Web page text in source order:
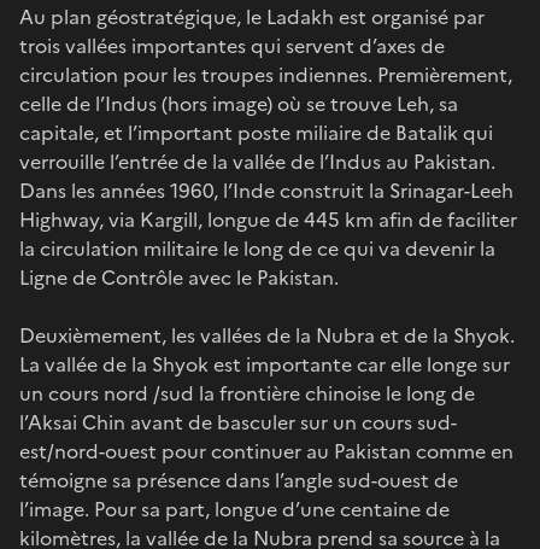
Au plan géostratégique, le Ladakh est organisé par
trois vallées importantes qui servent d’axes de
circulation pour les troupes indiennes. Premièrement,
celle de l’Indus (hors image) où se trouve Leh, sa
capitale, et l’important poste miliaire de Batalik qui
verrouille l’entrée de la vallée de l’Indus au Pakistan.
Dans les années 1960, l’Inde construit la Srinagar-Leeh
Highway, via Kargill, longue de 445 km afin de faciliter
la circulation militaire le long de ce qui va devenir la
Ligne de Contrôle avec le Pakistan.
Deuxièmement, les vallées de la Nubra et de la Shyok.
La vallée de la Shyok est importante car elle longe sur
un cours nord /sud la frontière chinoise le long de
l’Aksai Chin avant de basculer sur un cours sud-
est/nord-ouest pour continuer au Pakistan comme en
témoigne sa présence dans l’angle sud-ouest de
l’image. Pour sa part, longue d’une centaine de
kilomètres, la vallée de la Nubra prend sa source à la